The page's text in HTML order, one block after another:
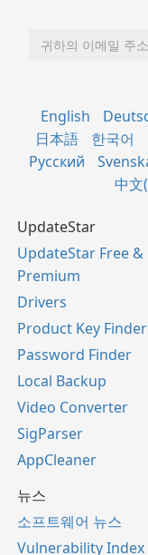
English
日本語
한국어
Русский
中文
UpdateStar
UpdateStar Free &
Premium
Drivers
Product Key Finder
Password Finder
Local Backup
Video Converter
SigParser
AppCleaner
뉴스
소프트웨어 뉴스
Vulnerability Index